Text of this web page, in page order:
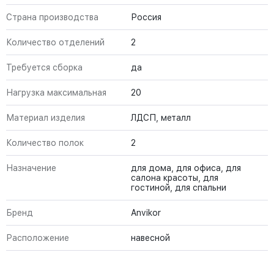
Страна производства Россия
Количество отделений 2
Требуется сборка да
Нагрузка максимальная 20
Материал изделия ЛДСП, металл
Количество полок 2
Назначение
для дома, для офиса, для
салона красоты, для
гостиной, для спальни
Бренд Anvikor
Расположение навесной